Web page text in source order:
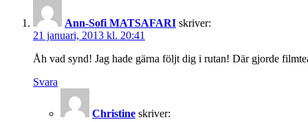
Ann-Sofi MATSAFARI skriver:
21 januari, 2013 kl. 20:41
Åh vad synd! Jag hade gärna följt dig i rutan! Där gjorde
Svara
Christine skriver: